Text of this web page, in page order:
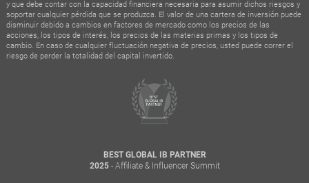
y que debe contar con la capacidad financiera necesaria para asumir dichos riesgos y
soportar cualquier pérdida que se produzca. El valor de una cartera de inversión puede
disminuir debido a cambios en factores de mercado como los precios de las
acciones, los tipos de interés, los precios de las materias primas y los tipos de
cambio. En caso de cualquier fluctuación negativa de precios, usted puede correr el
riesgo de perder la totalidad del capital invertido.
BEST GLOBAL IB PARTNER
2025- Affiliate & Influencer Summit